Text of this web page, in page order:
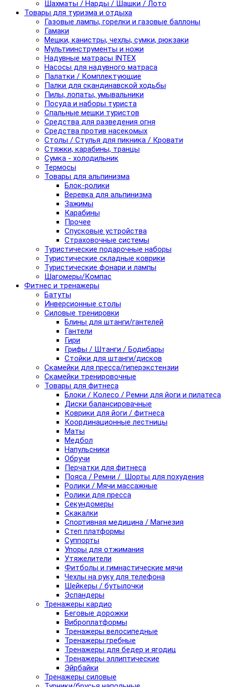
Шахматы / Нарды / Шашки / Лото
Товары для туризма и отдыха
Газовые лампы, горелки и газовые баллоны
Гамаки
Мешки, канистры, чехлы, сумки, рюкзаки
Мультиинструменты и ножи
Надувные матрасы INTEX
Насосы для надувного матраса
Палатки / Комплектующие
Палки для скандинавской ходьбы
Пилы, лопаты, умывальники
Посуда и наборы туриста
Спальные мешки туристов
Средства для разведения огня
Средства против насекомых
Столы / Стулья для пикника / Кровати
Стяжки, карабины, транцы
Сумка - холодильник
Термосы
Товары для альпинизма
Блок-ролики
Веревка для альпинизма
Зажимы
Карабины
Прочее
Спусковые устройства
Страховочные системы
Туристические подарочные наборы
Туристические складные коврики
Туристические фонари и лампы
Шагомеры/Компас
Фитнес и тренажеры
Батуты
Инверсионные столы
Силовые тренировки
Блины для штанги/гантелей
Гантели
Гири
Грифы / Штанги / Бодибары
Стойки для штанги/дисков
Скамейки для пресса/гиперэкстензии
Скамейки тренировочные
Товары для фитнеса
Блоки / Колесо / Ремни для йоги и пилатеса
Диски балансировачные
Коврики для йоги / фитнеса
Координационные лестницы
Маты
Медбол
Напульсники
Обручи
Перчатки для фитнеса
Пояса / Ремни / Шорты для похудения
Ролики / Мячи массажные
Ролики для пресса
Секундомеры
Скакалки
Спортивная медицина / Магнезия
Степ платформы
Суппорты
Упоры для отжимания
Утяжелители
Фитболы и гимнастические мячи
Чехлы на руку для телефона
Шейкеры / бутылочки
Эспандеры
Тренажеры кардио
Беговые дорожки
Виброплатформы
Тренажеры велосипедные
Тренажеры гребные
Тренажеры для бедер и ягодиц
Тренажеры эллиптические
Эйрбайки
Тренажеры силовые